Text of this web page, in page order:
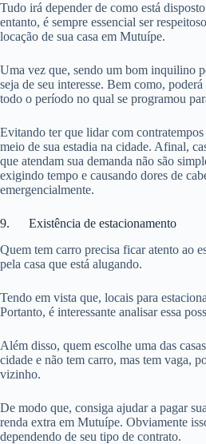
Tudo irá depender de como está
entanto, é sempre essencial ser
locação de sua casa em Mutuípe.
Uma vez que, sendo um bom inquilino
seja de seu interesse. Bem como,
todo o período no qual se programou
Evitando ter que lidar com
meio de sua estadia na cidade. Afinal,
que atendam sua demanda não são
exigindo tempo e causando dores de
emergencialmente.
9. Existência de estacionamento
Quem tem carro precisa ficar atento ao
pela casa que está alugando.
Tendo em vista que, locais para
Portanto, é interessante analisar essa
Além disso, quem escolhe uma das
cidade e não tem carro, mas tem vaga,
vizinho.
De modo que, consiga ajudar a pagar
renda extra em Mutuípe. Obviamente
dependendo de seu tipo de contrato.